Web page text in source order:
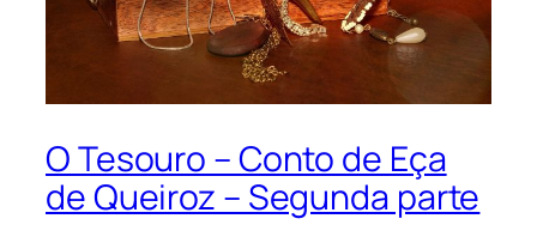
O Tesouro – Conto de Eça
de Queiroz – Segunda parte